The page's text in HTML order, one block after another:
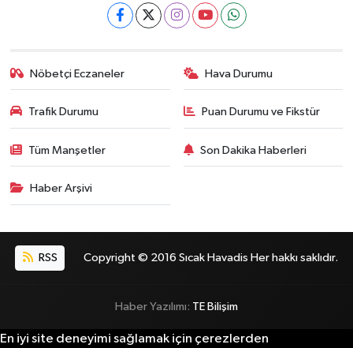
Nöbetçi Eczaneler Hava Durumu
Trafik Durumu Puan Durumu ve Fikstür
Tüm Manşetler Son Dakika Haberleri
Haber Arşivi
RSS Copyright © 2016 Sıcak Havadis Her hakkı saklıdır.
Haber Yazılımı: TE Bilişim
En iyi site deneyimi sağlamak için çerezlerden